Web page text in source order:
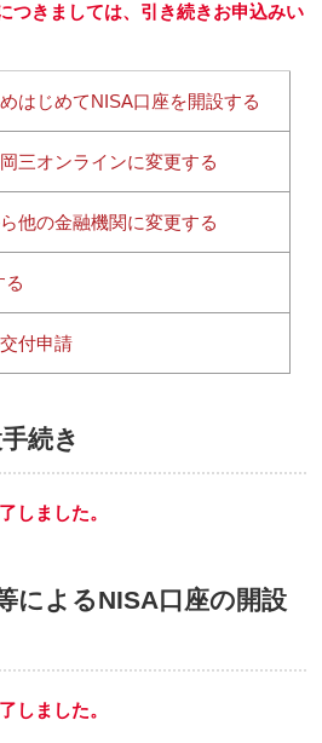
つきましては、引き続きお申込みい
はじめてNISA口座を開設する
三オンラインに変更する
他の金融機関に変更する
る
付申請
続き
しました。
によるNISA口座の開設
しました。